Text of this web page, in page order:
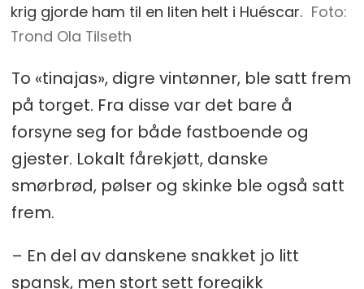
krig gjorde ham til en liten helt i Huéscar. Foto:
Trond Ola Tilseth
To «tinajas», digre vintønner, ble satt frem
på torget. Fra disse var det bare å
forsyne seg for både fastboende og
gjester. Lokalt fårekjøtt, danske
smørbrød, pølser og skinke ble også satt
frem.
– En del av danskene snakket jo litt
spansk, men stort sett foregikk